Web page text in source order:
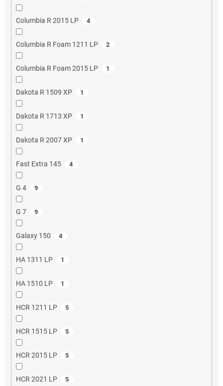
Columbia R 2015 LP 4
Columbia R Foam 1211 LP 2
Columbia R Foam 2015 LP 1
Dakota R 1509 XP 1
Dakota R 1713 XP 1
Dakota R 2007 XP 1
Fast Extra 145 4
G 4 9
G 7 9
Galaxy 150 4
HA 1311 LP 1
HA 1510 LP 1
HCR 1211 LP 5
HCR 1515 LP 5
HCR 2015 LP 5
HCR 2021 LP 5